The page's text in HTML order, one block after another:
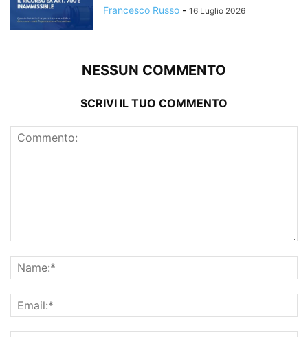
Francesco Russo - 16 Luglio 2026
NESSUN COMMENTO
SCRIVI IL TUO COMMENTO